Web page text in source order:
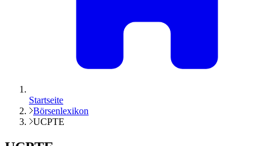
Startseite
Börsenlexikon
UCPTE